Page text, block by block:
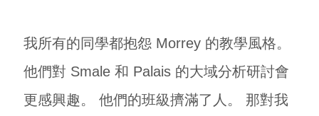
我所有的同學都抱怨 Morrey 的教學風格。
他們對 Smale 和 Palais 的大域分析研討會
更感興趣。 他們的班級擠滿了人。 那對我